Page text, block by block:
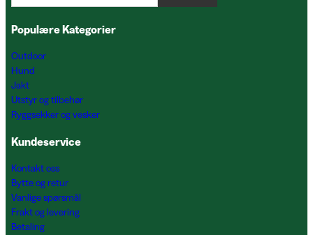
Populære Kategorier
Outdoor
Hund
Jakt
Utstyr og tilbehør
Ryggsekker og vesker
Kundeservice
Kontakt oss
Bytte og retur
Vanlige spørsmål
Frakt og levering
Betaling